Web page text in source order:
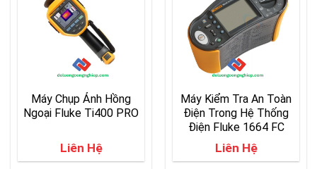
Máy Chụp Ảnh Hồng
Ngoại Fluke Ti400 PRO
Liên Hệ
Máy Kiểm Tra An Toàn
Điện Trong Hệ Thống
Điện Fluke 1664 FC
Liên Hệ